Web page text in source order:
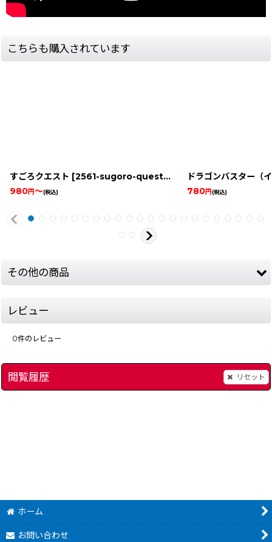
こちらも購入されています
すごろクエスト [2561-sugoro-quest-famicom ]
980円～(税込)
ドラゴンバスター（
780円(税込)
その他の商品
レビュー
0件のレビュー
閲覧履歴 リセット
ホーム
お問い合わせ